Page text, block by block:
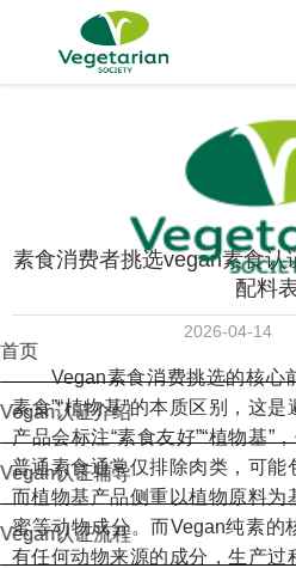
Vegan认证介绍
Vegan认证辅导
Vegan认证流程
素食消费者挑选vegan素食认
配料
2026-04-14
Vegan素食消费挑选的核心前
素食”“植物基”的本质区别，这
产品会标注“素食友好”“植物基”
普通素食通常仅排除肉类，可能
而植物基产品侧重以植物原料为
蜜等动物成分。而Vegan纯素的
有任何动物来源的成分，生产过